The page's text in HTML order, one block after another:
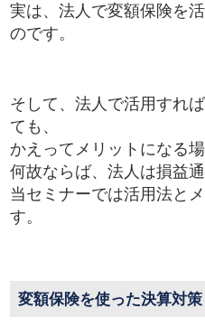
実は、法人で変額保険を
のです。
そして、法人で活用すれ
ても、
かえってメリットになる
何故ならば、法人は損益
当セミナーでは活用法と
す。
変額保険を使った決算対策